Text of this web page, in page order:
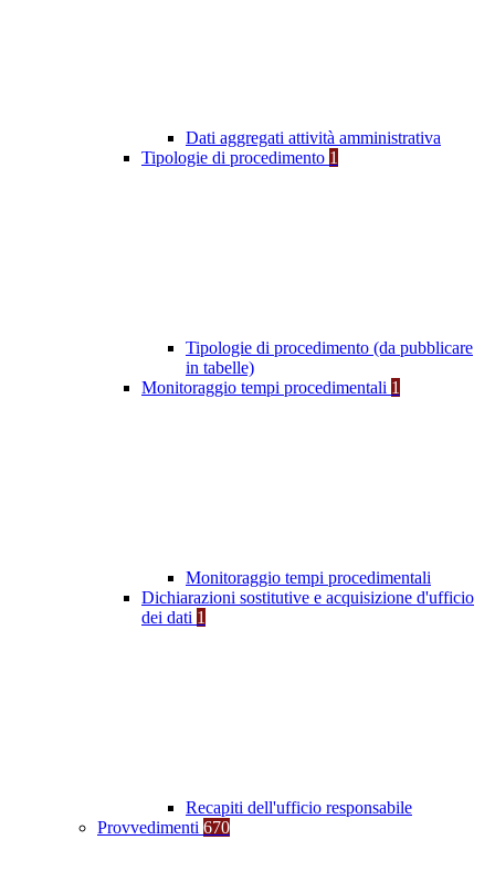
Dati aggregati attività amministrativa
Tipologie di procedimento 1
Tipologie di procedimento (da pubblicare
in tabelle)
Monitoraggio tempi procedimentali 1
Monitoraggio tempi procedimentali
Dichiarazioni sostitutive e acquisizione d'ufficio
dei dati 1
Recapiti dell'ufficio responsabile
Provvedimenti 670